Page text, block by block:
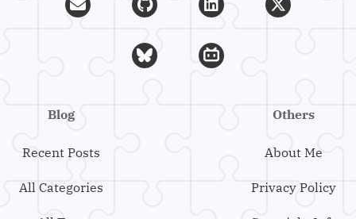
Blog
Recent Posts
All Categories
Others
About Me
Privacy Policy